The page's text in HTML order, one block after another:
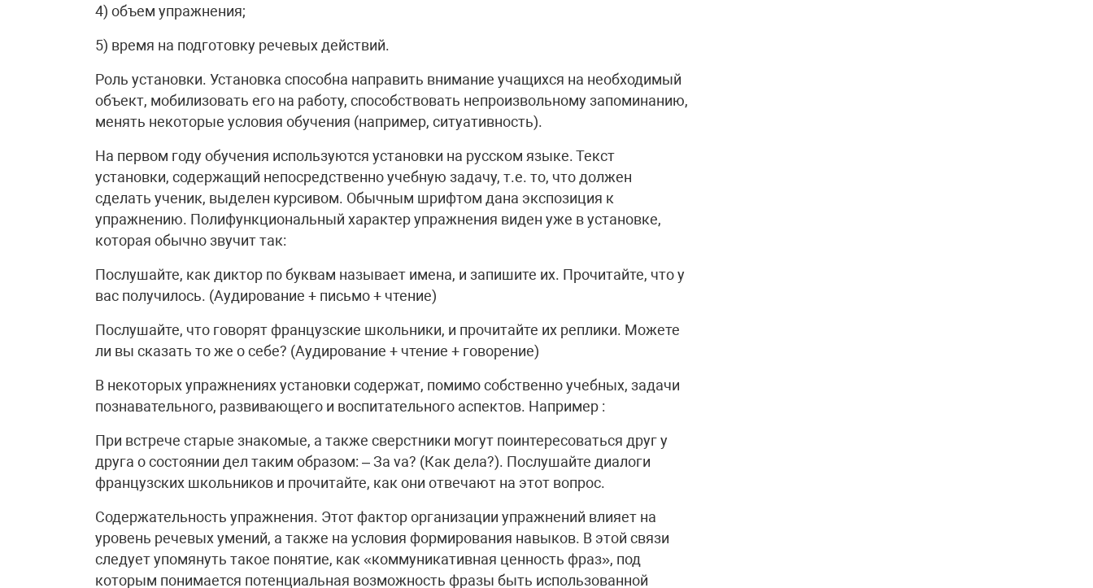
4) объем упражнения;
5) время на подготовку речевых действий.
Роль установки. Установка способна направить внимание учащихся на необходимый
объект, мобилизовать его на работу, способствовать непроизвольному запоминанию,
менять некоторые условия обучения (например, ситуативность).
На первом году обучения используются установки на русском языке. Текст
установки, содержащий непосредственно учебную задачу, т.е. то, что должен
сделать ученик, выделен курсивом. Обычным шрифтом дана экспозиция к
упражнению. Полифункциональный характер упражнения виден уже в установке,
которая обычно звучит так:
Послушайте, как диктор по буквам называет имена, и запишите их. Прочитайте, что у
вас получилось. (Аудирование + письмо + чтение)
Послушайте, что говорят французские школьники, и прочитайте их реплики. Можете
ли вы сказать то же о себе? (Аудирование + чтение + говорение)
В некоторых упражнениях установки содержат, помимо собственно учебных, задачи
познавательного, развивающего и воспитательного аспектов. Например :
При встрече старые знакомые, а также сверстники могут поинтересоваться друг у
друга о состоянии дел таким образом: – Зa va? (Как дела?). Послушайте диалоги
французских школьников и прочитайте, как они отвечают на этот вопрос.
Содержательность упражнения. Этот фактор организации упражнений влияет на
уровень речевых умений, а также на условия формирования навыков. В этой связи
следует упомянуть такое понятие, как «коммуникативная ценность фраз», под
которым понимается потенциальная возможность фразы быть использованной